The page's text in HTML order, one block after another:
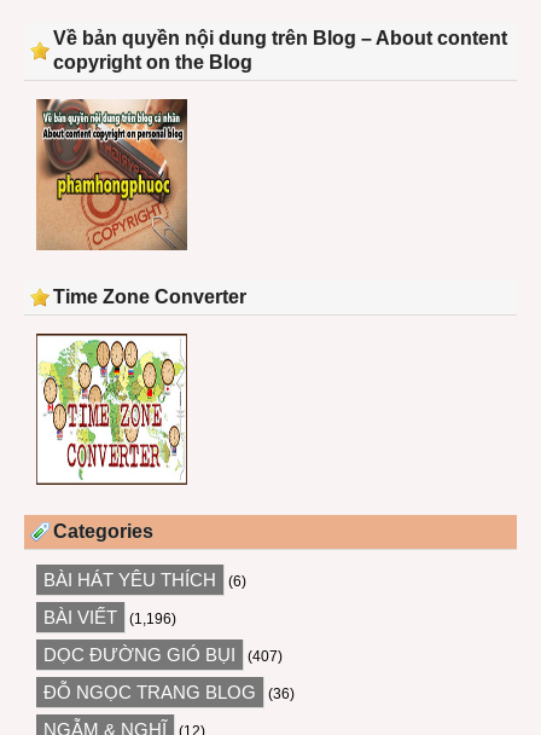
Về bản quyền nội dung trên Blog – About content
copyright on the Blog
Time Zone Converter
Categories
BÀI HÁT YÊU THÍCH (6)
BÀI VIẾT (1,196)
DỌC ĐƯỜNG GIÓ BỤI (407)
ĐỖ NGỌC TRANG BLOG (36)
NGẪM & NGHĨ (12)